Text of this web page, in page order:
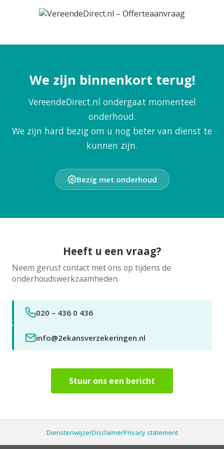
We zijn binnenkort terug!
VereendeDirect.nl ondergaat momenteel
onderhoud.
We zijn hard bezig om u nog beter van dienst te
kunnen zijn.
Bezig met onderhoud
Heeft u een vraag?
Neem gerust contact met ons op tijdens de
onderhoudswerkzaamheden.
020 – 436 0 436
info@2ekansverzekeringen.nl
Stuur ons een bericht
DienstenwijzerDisclaimerPrivacy statement